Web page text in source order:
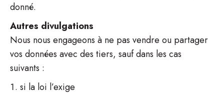
donné.
Autres divulgations
Nous nous engageons à ne pas vendre ou partager
vos données avec des tiers, sauf dans les cas
suivants :
si la loi l’exige